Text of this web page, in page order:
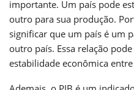
importante. Um país pode
outro para sua produção.
significar que um país é um
outro país. Essa relação
estabilidade econômica entre